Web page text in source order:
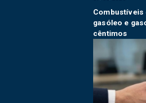
Combustíveis
gasóleo e
cêntimos